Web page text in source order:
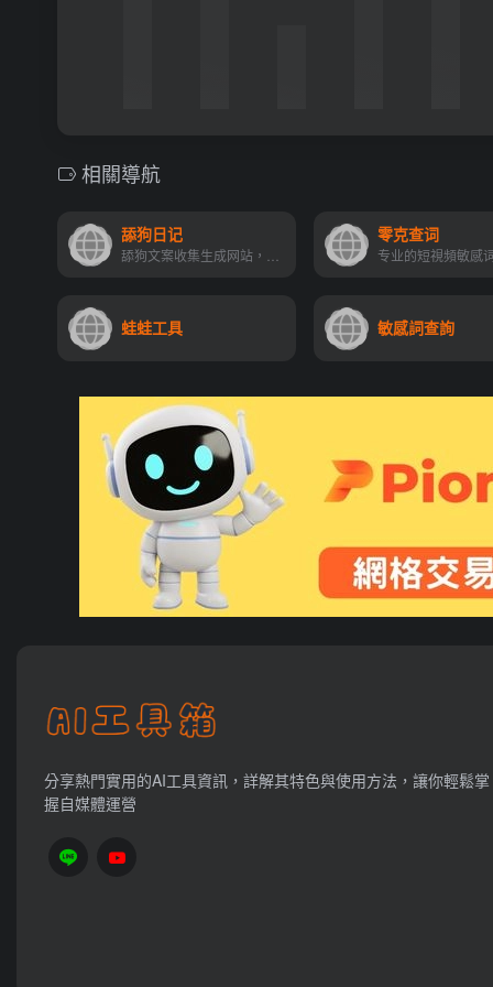
相關導航
舔狗日记 零克查词
蛙蛙工具 敏感詞查詢
分享熱門實用的AI工具資訊，詳解其特色與使用方法，讓你輕鬆掌
握自媒體運營